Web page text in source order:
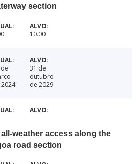
section
10.00
31 de
outubro
de 2029
weather access along the
road section